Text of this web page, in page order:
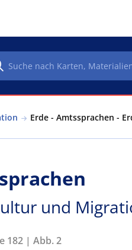
Erde - Amtssprachen -
und
182 | Abb. 2